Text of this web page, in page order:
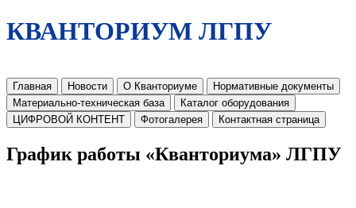
КВАНТОРИУМ ЛГПУ
Главная Новости О Кванториуме
Нормативные документы
Материально-техническая база
Каталог оборудования
ЦИФРОВОЙ КОНТЕНТ
Фотогалерея Контактная страница
График работы «Кванториума» ЛГПУ